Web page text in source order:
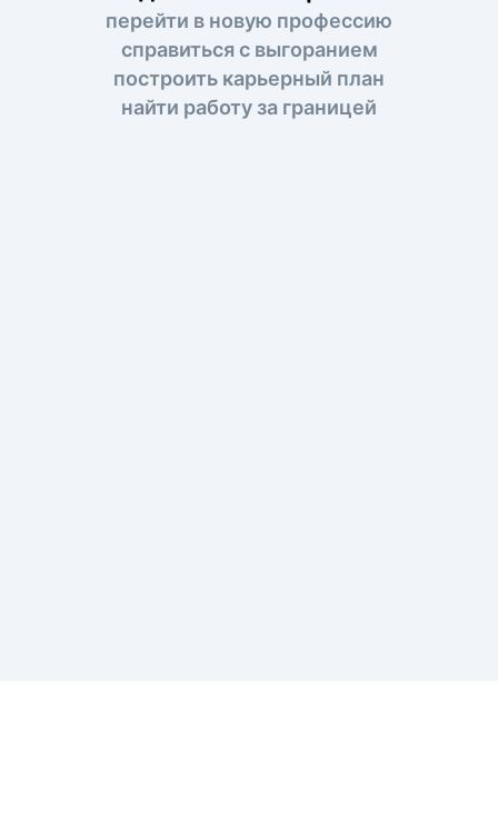
перейти в новую профессию
справиться с выгоранием
построить карьерный план
найти работу за границей